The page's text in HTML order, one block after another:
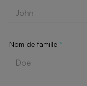
Nom de famille *